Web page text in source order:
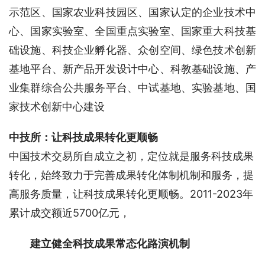
示范区、国家农业科技园区、国家认定的企业技术中
心、国家实验室、全国重点实验室、国家重大科技基
础设施、科技企业孵化器、众创空间、绿色技术创新
基地平台、新产品开发设计中心、科教基础设施、产
业集群综合公共服务平台、中试基地、实验基地、国
家技术创新中心建设
中技所：让科技成果转化更顺畅
中国技术交易所自成立之初，定位就是服务科技成果
转化，始终致力于完善成果转化体制机制和服务，提
高服务质量，让科技成果转化更顺畅。2011-2023年
累计成交额近5700亿元，
建立健全科技成果常态化路演机制